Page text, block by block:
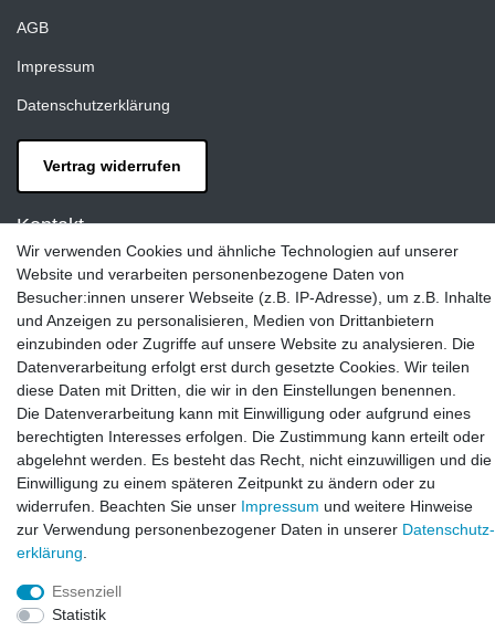
AGB
Impressum
Datenschutzerklärung
Vertrag widerrufen
Kontakt
Zeppelinstraße 4, 89604 Allmendingen, Deutschland
E-mail:
info@laxara.de
E-mail:
info@bluewater-armaturen.de
Öffnungszeiten:
Mo - Fr 10:00 - 12:00 Uhr
Mo - Fr 13:00 - 15:00 Uhr
Wir verwenden Cookies und ähnliche Technologien auf unserer
Website und verarbeiten personenbezogene Daten von
Besucher:innen unserer Webseite (z.B. IP-Adresse), um z.B. Inhalte
und Anzeigen zu personalisieren, Medien von Drittanbietern
einzubinden oder Zugriffe auf unsere Website zu analysieren. Die
Datenverarbeitung erfolgt erst durch gesetzte Cookies. Wir teilen
diese Daten mit Dritten, die wir in den Einstellungen benennen.
Die Datenverarbeitung kann mit Einwilligung oder aufgrund eines
berechtigten Interesses erfolgen. Die Zustimmung kann erteilt oder
abgelehnt werden. Es besteht das Recht, nicht einzuwilligen und die
Einwilligung zu einem späteren Zeitpunkt zu ändern oder zu
widerrufen. Beachten Sie unser Impressum und weitere Hinweise
zur Verwendung personenbezogener Daten in unserer Daten­schutz­
erklärung
Essenziell
Statistik